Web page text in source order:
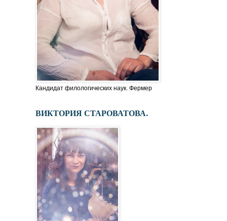
Кандидат филологических наук. Фермер
ВИКТОРИЯ СТАРОВАТОВА.